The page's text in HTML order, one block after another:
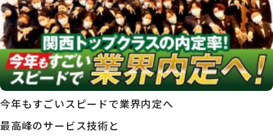
今年もすごいスピードで業界内定へ
最高峰のサービス技術と